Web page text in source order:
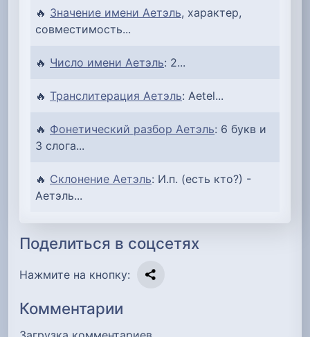
🔥 Значение имени Аетэль, характер,
совместимость...
🔥 Число имени Аетэль: 2...
🔥 Транслитерация Аетэль: Aetel...
🔥 Фонетический разбор Аетэль: 6 букв и
3 слога...
🔥 Склонение Аетэль: И.п. (есть кто?) -
Аетэль...
Поделиться в соцсетях
Нажмите на кнопку:
Комментарии